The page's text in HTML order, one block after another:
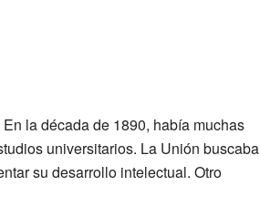
la década de 1890, había muchas
universitarios. La Unión buscaba
su desarrollo intelectual. Otro